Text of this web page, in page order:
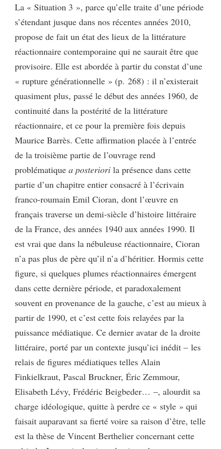
La « Situation 3 », parce qu’elle traite d’une période
s’étendant jusque dans nos récentes années 2010,
propose de fait un état des lieux de la littérature
réactionnaire contemporaine qui ne saurait être que
provisoire. Elle est abordée à partir du constat d’une
« rupture générationnelle » (p. 268) : il n’existerait
quasiment plus, passé le début des années 1960, de
continuité dans la postérité de la littérature
réactionnaire, et ce pour la première fois depuis
Maurice Barrès. Cette affirmation placée à l’entrée
de la troisième partie de l’ouvrage rend
problématique a posteriori la présence dans cette
partie d’un chapitre entier consacré à l’écrivain
franco-roumain Emil Cioran, dont l’œuvre en
français traverse un demi-siècle d’histoire littéraire
de la France, des années 1940 aux années 1990. Il
est vrai que dans la nébuleuse réactionnaire, Cioran
n’a pas plus de père qu’il n’a d’héritier. Hormis cette
figure, si quelques plumes réactionnaires émergent
dans cette dernière période, et paradoxalement
souvent en provenance de la gauche, c’est au mieux à
partir de 1990, et c’est cette fois relayées par la
puissance médiatique. Ce dernier avatar de la droite
littéraire, porté par un contexte jusqu’ici inédit – les
relais de figures médiatiques telles Alain
Finkielkraut, Pascal Bruckner, Éric Zemmour,
Elisabeth Lévy, Frédéric Beigbeder… –, alourdit sa
charge idéologique, quitte à perdre ce « style » qui
faisait auparavant sa fierté voire sa raison d’être, telle
est la thèse de Vincent Berthelier concernant cette